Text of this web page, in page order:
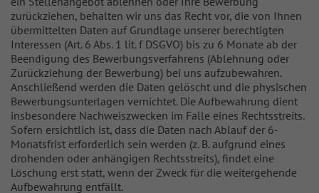
zurückziehen, behalten wir uns das Recht vor, die von Ihnen
übermittelten Daten auf Grundlage unserer berechtigten
Interessen (Art. 6 Abs. 1 lit. f DSGVO) bis zu 6 Monate ab der
Beendigung des Bewerbungsverfahrens (Ablehnung oder
Zurückziehung der Bewerbung) bei uns aufzubewahren.
Anschließend werden die Daten gelöscht und die physischen
Bewerbungsunterlagen vernichtet. Die Aufbewahrung dient
insbesondere Nachweiszwecken im Falle eines Rechtsstreits.
Sofern ersichtlich ist, dass die Daten nach Ablauf der 6-
Monatsfrist erforderlich sein werden (z. B. aufgrund eines
drohenden oder anhängigen Rechtsstreits), findet eine
Löschung erst statt, wenn der Zweck für die weitergehende
Aufbewahrung entfällt.